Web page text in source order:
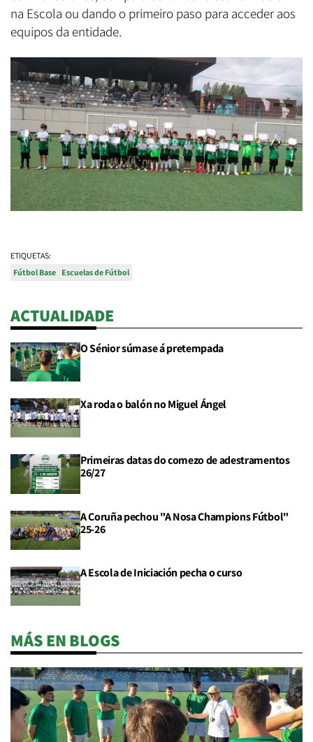
na Escola ou dando o primeiro paso para acceder aos
equipos da entidade.
ETIQUETAS:
Fútbol Base Escuelas de Fútbol
ACTUALIDADE
O Sénior súmase á pretempada
Xa roda o balón no Miguel Ángel
Primeiras datas do comezo de adestramentos
26/27
A Coruña pechou "A Nosa Champions Fútbol"
25-26
A Escola de Iniciación pecha o curso
MÁS EN BLOGS